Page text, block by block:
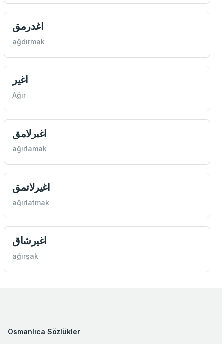
اغدرمق
ağdırmak
اغير
Ağır
اغيرلامق
ağırlamak
اغيرلاتمق
ağırlatmak
اغيرشاق
ağırşak
Osmanlıca Sözlükler